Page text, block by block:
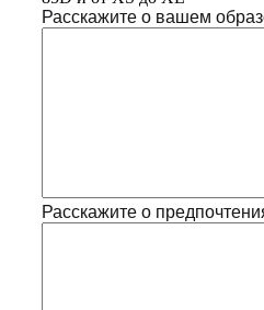
Расскажите о вашем
Расскажите о